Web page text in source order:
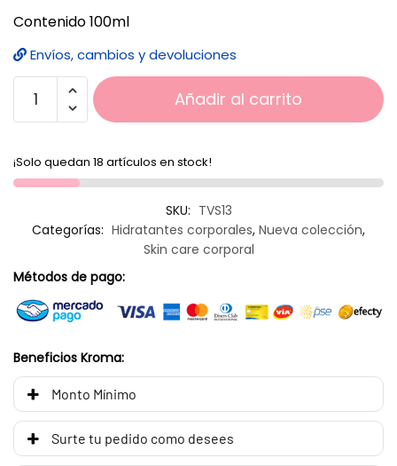
Contenido 100ml
Envíos, cambios y devoluciones
Añadir al carrito
¡Solo quedan 18 artículos en stock!
SKU: TVS13
Categorías: Hidratantes corporales, Nueva colección,
Skin care corporal
Métodos de pago:
Beneficios Kroma:
Monto Mínimo
Surte tu pedido como desees